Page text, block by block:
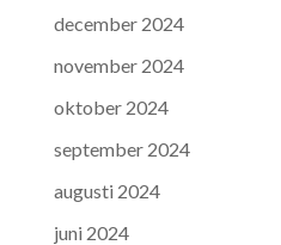
december 2024
november 2024
oktober 2024
september 2024
augusti 2024
juni 2024